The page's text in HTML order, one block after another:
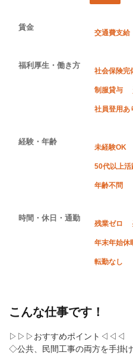
賃金
交通費支給
福利厚生・働き方
社会保険完
制服貸与
社員登用あ
経験・年齢
未経験OK
50代以上活
年齢不問
時間・休日・通勤
残業ゼロ
年末年始休
転勤なし
こんな仕事です！
▷▷▷おすすめポイント◁◁◁
◇公共、民間工事の両方を手掛